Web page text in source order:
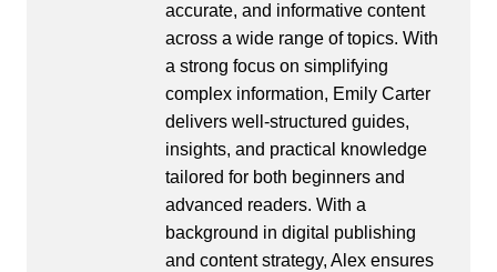
accurate, and informative content
across a wide range of topics. With
a strong focus on simplifying
complex information, Emily Carter
delivers well-structured guides,
insights, and practical knowledge
tailored for both beginners and
advanced readers. With a
background in digital publishing
and content strategy, Alex ensures